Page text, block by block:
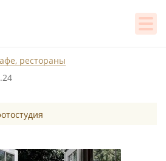
рестораны